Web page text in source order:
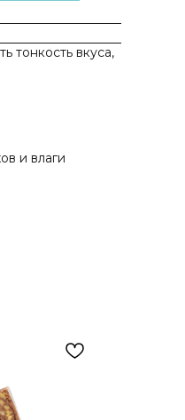
тонкость вкуса,
и влаги